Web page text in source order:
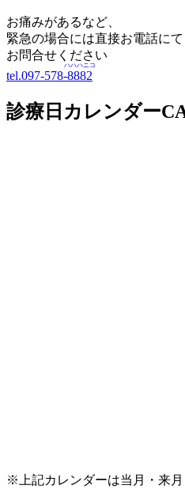
お痛みがあるなど、
緊急の場合には直接お電話にて
お問合せください
tel.097-578-8882
ハハハニコ
診療日カレンダー
※上記カレンダーは当月・来月